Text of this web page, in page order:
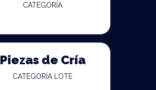
CATEGORÍA
Piezas de Cría
CATEGORÍA LOTE